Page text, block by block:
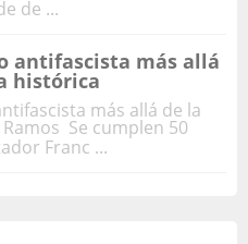
de ...
antifascista más allá
histórica
más allá de la
Se cumplen 50
Franc ...